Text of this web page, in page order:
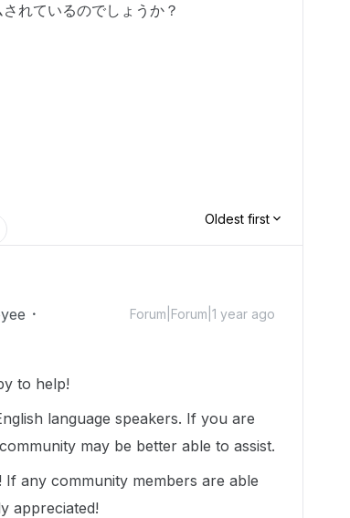
れているのでしょうか？
Oldest first
Forum|Forum|1 year ago
to help!
language speakers. If you are
may be better able to assist.
any community members are able
appreciated!